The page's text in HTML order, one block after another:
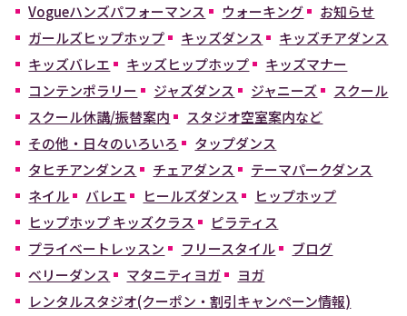
Vogueハンズパフォーマンス
ウォーキング
お知らせ
ガールズヒップホップ
キッズダンス
キッズチアダンス
キッズバレエ
キッズヒップホップ
キッズマナー
コンテンポラリー
ジャズダンス ジャニーズ
スクール
スクール休講/振替案内
スタジオ空室案内など
その他・日々のいろいろ
タップダンス
タヒチアンダンス
チェアダンス
テーマパークダンス
ネイル
バレエ ヒールズダンス
ヒップホップ
ヒップホップ キッズクラス
ピラティス
プライベートレッスン
フリースタイル
ブログ
ベリーダンス
マタニティヨガ
ヨガ
レンタルスタジオ(クーポン・割引キャンペーン情報)